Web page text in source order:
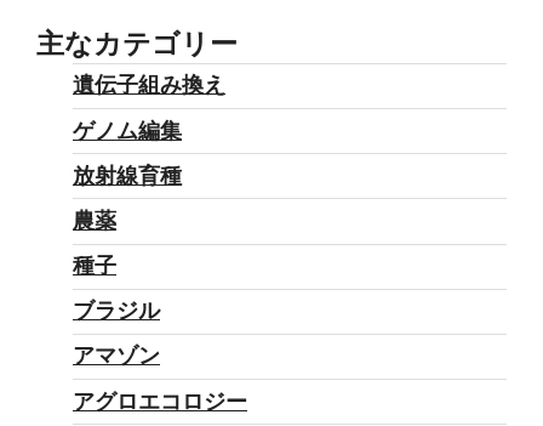
主なカテゴリー
遺伝子組み換え
ゲノム編集
放射線育種
農薬
種子
ブラジル
アマゾン
アグロエコロジー